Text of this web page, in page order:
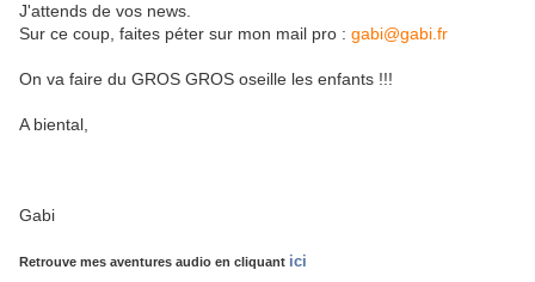
J'attends de vos news.
Sur ce coup, faites péter sur mon mail pro : gabi@gabi.fr
On va faire du GROS GROS oseille les enfants !!!
A biental,
Gabi
Retrouve mes aventures audio en cliquant ici